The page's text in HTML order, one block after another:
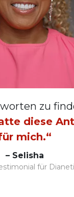
zu
diese
mich.“
– Selisha
für